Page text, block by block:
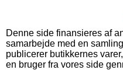
Denne side finansieres af
samarbejde med en
publicerer butikkernes
en bruger fra vores side